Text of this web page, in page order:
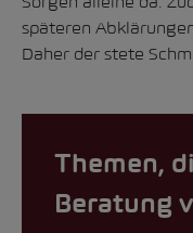
späteren
Daher der stete
Themen,
Beratung